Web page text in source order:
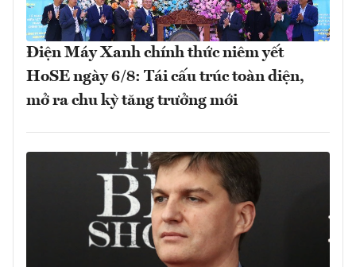
Điện Máy Xanh chính thức niêm yết
HoSE ngày 6/8: Tái cấu trúc toàn diện,
mở ra chu kỳ tăng trưởng mới